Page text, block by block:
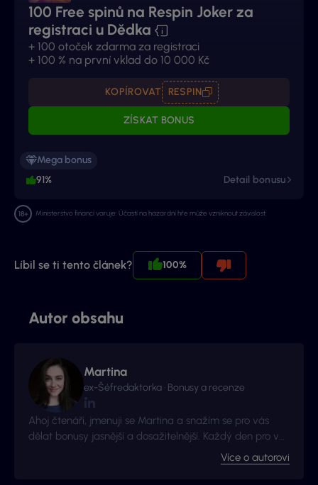
100 Free spinů na Respin Joker za
registraci u Dědka
+ 100 otoček zdarma za registraci
+ 100 % na první vklad do 10 000 Kč
KOPÍROVAT RESPIN
ZÍSKAT BONUS
Mega bonus
91%
Detail bonusu
Ministerstvo financí varuje: Účastí na hazardní hře může vzniknout závislost.
Líbil se ti tento článek? 100%
Autor obsahu
Martina
ex-Šéfredaktorka · Bonusy a recenze
Ahoj čtenáři, jmenuji se Martina a snažím se pro vás
dělat bonusy jasnější a dosažitelnější. Každý den pro vás
mám přehled denních bonusů a novinky ze světaVíce o autorovi